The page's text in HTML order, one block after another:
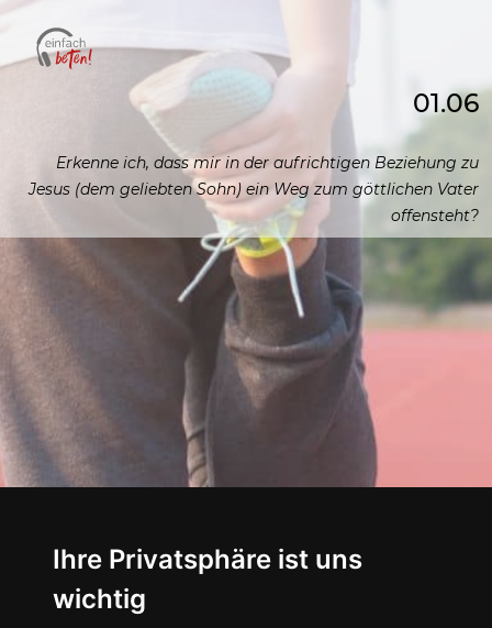
Ihre Privatsphäre ist uns
wichtig
01.06
Erkenne ich, dass mir in der aufrichtigen Beziehung zu
Jesus (dem geliebten Sohn) ein Weg zum göttlichen Vater
offensteht?